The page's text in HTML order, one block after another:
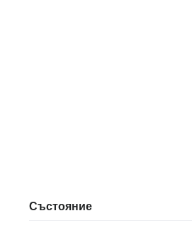
Състояние